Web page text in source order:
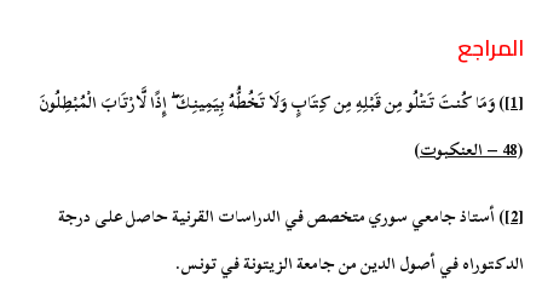
المراجع
[1] ) وَمَا كُنتَ تَتْلُو مِن قَبْلِهِ مِن كِتَابٍ وَلَا تَخُطُّهُ بِيَمِينِكَإِذًا لَّارْتَابَ الْمُبْطِلُونَ
(48 – العنكبوت )
[2]
)أستاذ جامعي سوري متخصص في الدراسات القرنية حاصل على درجة
الدكتوراه في أصول الدين من جامعة الزيتونة في تونس.